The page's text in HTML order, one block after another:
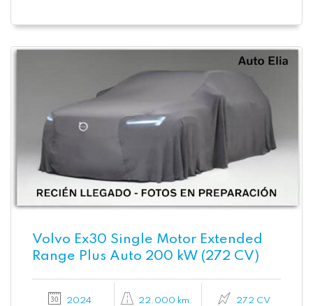
Volvo Ex30 Single Motor Extended
Range Plus Auto 200 kW (272 CV)
2024 22.000 km. 272 CV